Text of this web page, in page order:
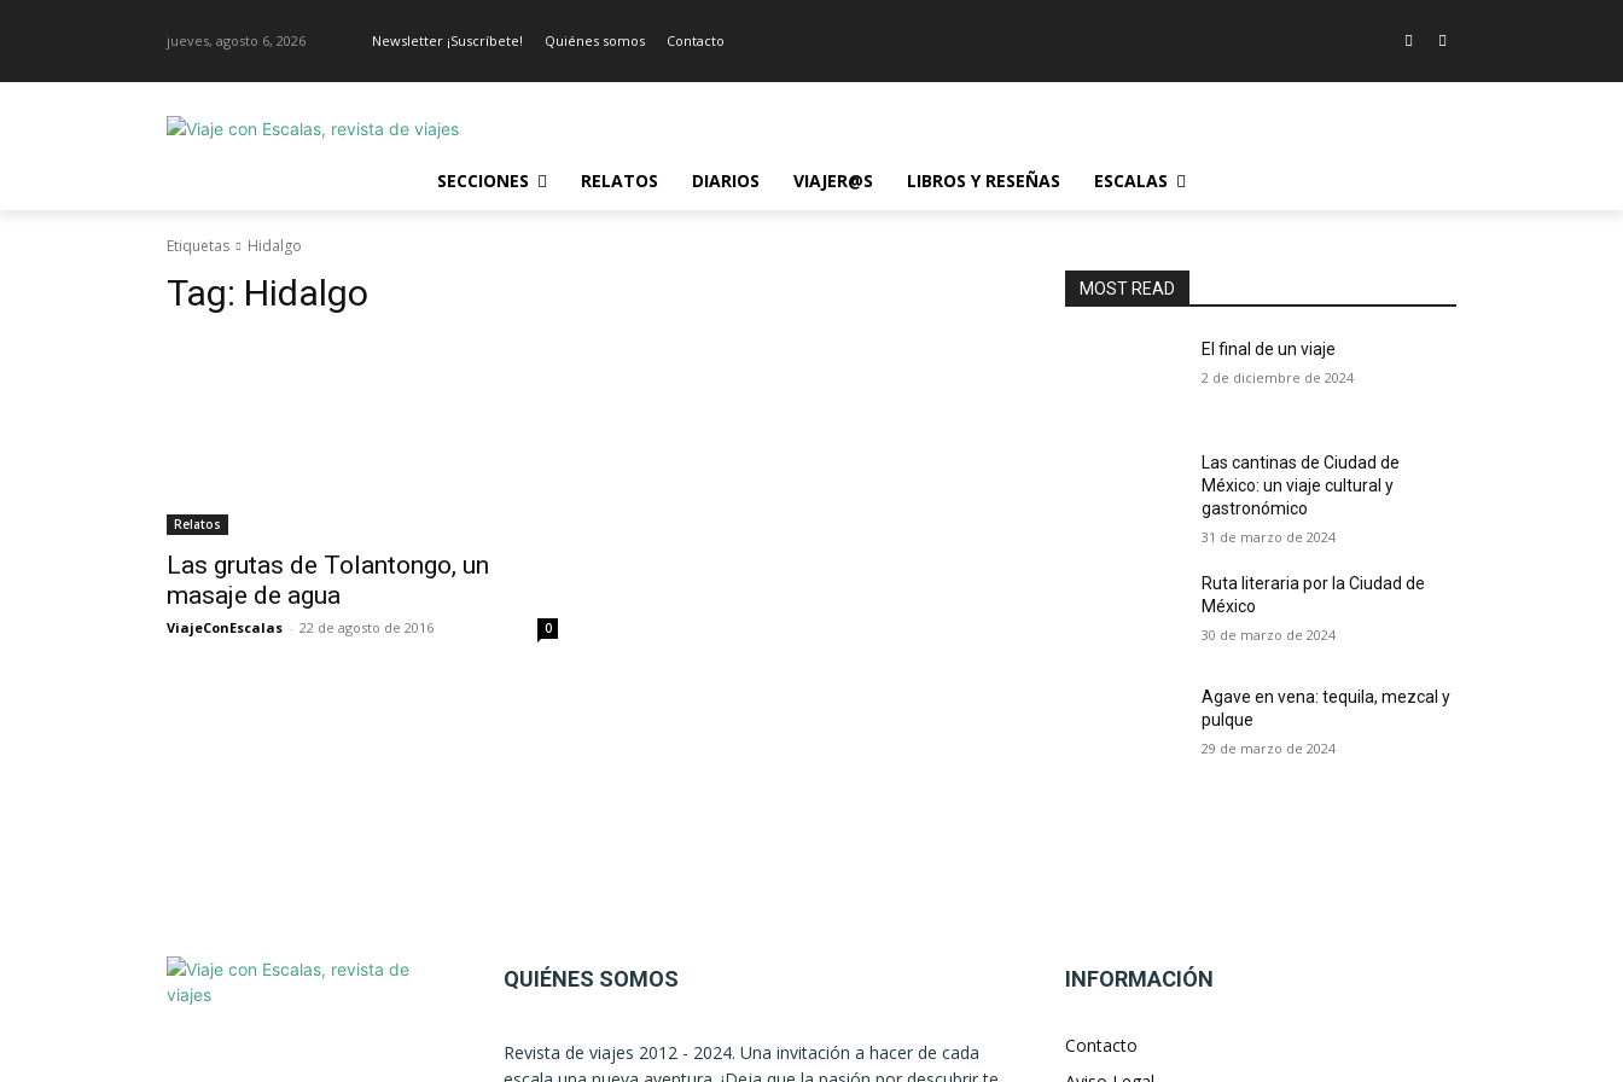
jueves, agosto 6, 2026 Newsletter ¡Suscríbete! Quiénes somos Contacto
SECCIONES RELATOS DIARIOS VIAJER@S LIBROS Y RESEÑAS ESCALAS
Etiquetas Hidalgo
Tag: Hidalgo
Relatos
Las grutas de Tolantongo, un
masaje de agua
ViajeConEscalas - 22 de agosto de 2016 0
MOST READ
El final de un viaje
2 de diciembre de 2024
Las cantinas de Ciudad de
México: un viaje cultural y
gastronómico
31 de marzo de 2024
Ruta literaria por la Ciudad de
México
30 de marzo de 2024
Agave en vena: tequila, mezcal y
pulque
29 de marzo de 2024
QUIÉNES SOMOS
Revista de viajes 2012 - 2024. Una invitación a hacer de cada
INFORMACIÓN
Contacto